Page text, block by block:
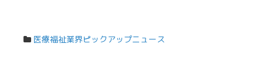
医療福祉業界ピックアップニュース